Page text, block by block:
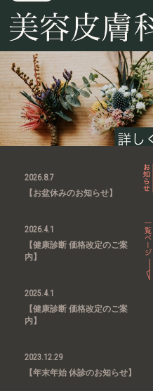
2026.8.7
【お盆休みのお知らせ】
2026.4.1
【健康診断 価格改定のご案
内】
2025.4.1
【健康診断 価格改定のご案
内】
2023.12.29
【年末年始 休診のお知らせ】